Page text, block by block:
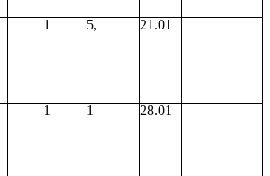
1 5, 21.01
1 1 28.01